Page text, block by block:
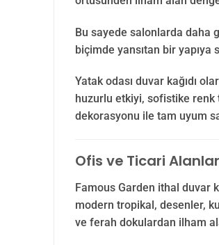
Bu sayede salonlarda daha
biçimde yansıtan bir
Yatak odası duvar kağıdı
huzurlu etkiyi, sofistike renk
dekorasyonu ile tam uyum
Ofis ve Ticari
Famous Garden ithal duvar
modern tropikal, desenler,
ve ferah dokulardan ilham